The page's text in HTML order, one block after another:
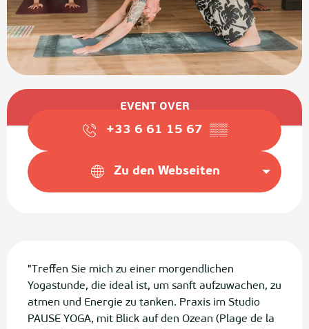
Öffnungszeiten & Kontaktdaten
EVENT OVER
+33 6 61 15 67 ▒▒
Zu den Webseiten
"Treffen Sie mich zu einer morgendlichen
Yogastunde, die ideal ist, um sanft aufzuwachen, zu
atmen und Energie zu tanken. Praxis im Studio
PAUSE YOGA, mit Blick auf den Ozean (Plage de la